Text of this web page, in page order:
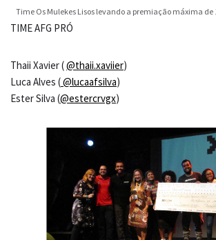
Time Os Mulekes Lisos levando a premiação máxima de
TIME AFG PRÓ
Thaii Xavier (@thaii.xaviier)
Luca Alves (@lucaafsilva)
Ester Silva (@estercrvgx)